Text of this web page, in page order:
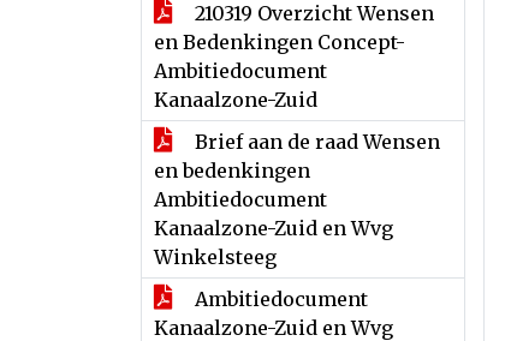
210319 Overzicht Wensen
en Bedenkingen Concept-
Ambitiedocument
Kanaalzone-Zuid
Brief aan de raad Wensen
en bedenkingen
Ambitiedocument
Kanaalzone-Zuid en Wvg
Winkelsteeg
Ambitiedocument
Kanaalzone-Zuid en Wvg